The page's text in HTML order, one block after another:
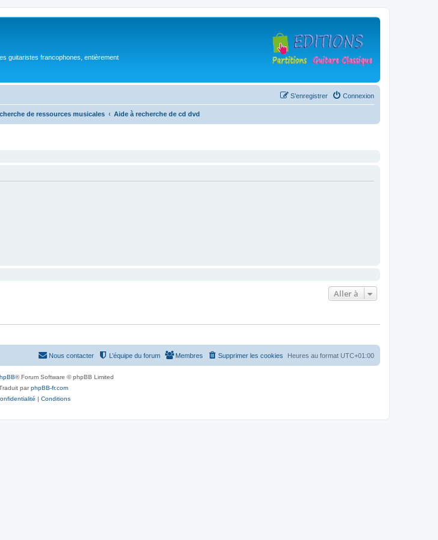
guitaristes francophones, entièrement
Connexion
S’enregistrer
de ressources musicales Aide à recherche de cd dvd
Aller à
Heures au format UTC+01:00
Supprimer les cookies
Membres
L’équipe du forum
Nous contacter
® Forum Software © phpBB Limited
parphpBB-fr.com
| Conditions